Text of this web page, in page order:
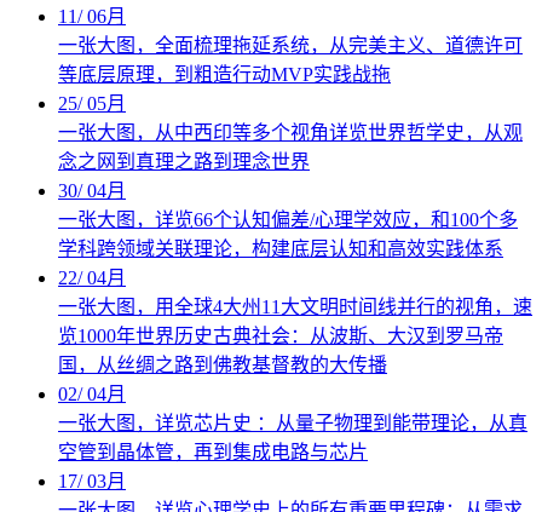
11/06月
一张大图，全面梳理拖延系统，从完美主义、道德许可
等底层原理，到粗造行动MVP实践战拖
25/05月
一张大图，从中西印等多个视角详览世界哲学史，从观
念之网到真理之路到理念世界
30/04月
一张大图，详览66个认知偏差/心理学效应，和100个多
学科跨领域关联理论，构建底层认知和高效实践体系
22/04月
一张大图，用全球4大州11大文明时间线并行的视角，速
览1000年世界历史古典社会：从波斯、大汉到罗马帝
国，从丝绸之路到佛教基督教的大传播
02/04月
一张大图，详览芯片史 ：从量子物理到能带理论，从真
空管到晶体管，再到集成电路与芯片
17/03月